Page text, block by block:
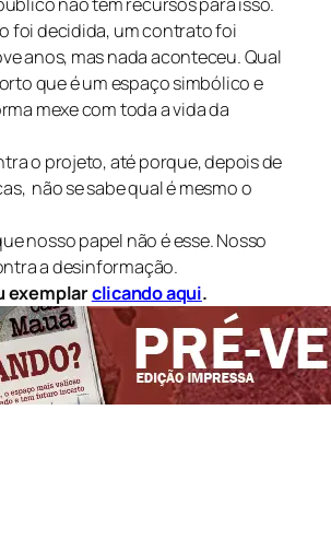
foi decidida, um contrato foi
anos, mas nada aconteceu. Qual
que é um espaço simbólico e
mexe com toda a vida da
o projeto, até porque, depois de
não se sabe qual é mesmo o
nosso papel não é esse. Nosso
a desinformação.
exemplarclicando aqui.